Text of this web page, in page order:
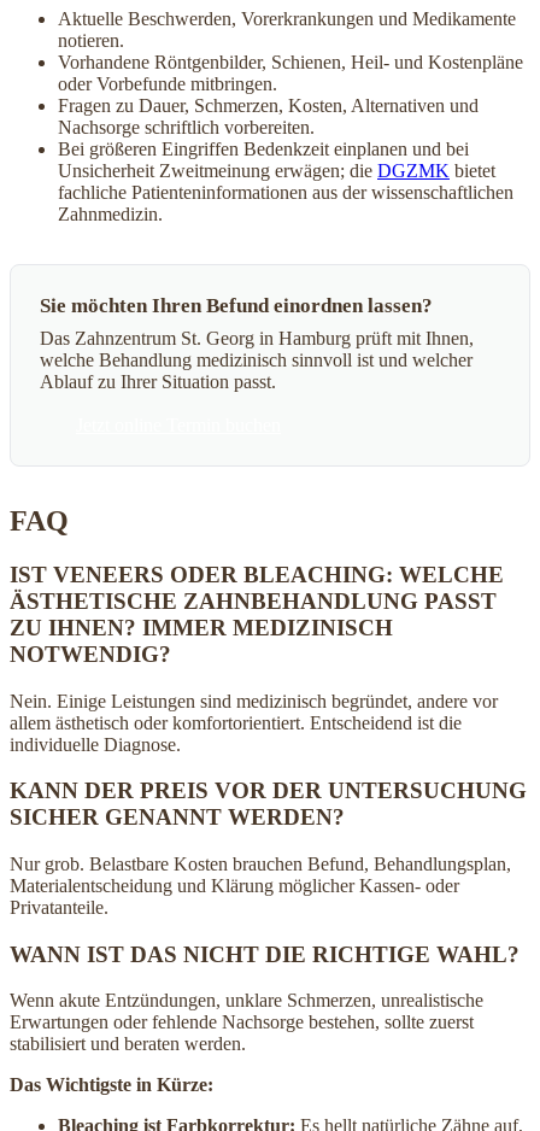
Aktuelle Beschwerden, Vorerkrankungen und Medikamente
notieren.
Vorhandene Röntgenbilder, Schienen, Heil- und Kostenpläne
oder Vorbefunde mitbringen.
Fragen zu Dauer, Schmerzen, Kosten, Alternativen und
Nachsorge schriftlich vorbereiten.
Bei größeren Eingriffen Bedenkzeit einplanen und bei
Unsicherheit Zweitmeinung erwägen; die DGZMK bietet
fachliche Patienteninformationen aus der wissenschaftlichen
Zahnmedizin.
Sie möchten Ihren Befund einordnen lassen?
Das Zahnzentrum St. Georg in Hamburg prüft mit Ihnen,
welche Behandlung medizinisch sinnvoll ist und welcher
Ablauf zu Ihrer Situation passt.
FAQ
IST VENEERS ODER BLEACHING: WELCHE
ÄSTHETISCHE ZAHNBEHANDLUNG PASST
ZU IHNEN? IMMER MEDIZINISCH
NOTWENDIG?
Nein. Einige Leistungen sind medizinisch begründet, andere vor
allem ästhetisch oder komfortorientiert. Entscheidend ist die
individuelle Diagnose.
KANN DER PREIS VOR DER UNTERSUCHUNG
SICHER GENANNT WERDEN?
Nur grob. Belastbare Kosten brauchen Befund, Behandlungsplan,
Materialentscheidung und Klärung möglicher Kassen- oder
Privatanteile.
WANN IST DAS NICHT DIE RICHTIGE WAHL?
Wenn akute Entzündungen, unklare Schmerzen, unrealistische
Erwartungen oder fehlende Nachsorge bestehen, sollte zuerst
stabilisiert und beraten werden.
Das Wichtigste in Kürze:
Bleaching ist Farbkorrektur: Es hellt natürliche Zähne auf,